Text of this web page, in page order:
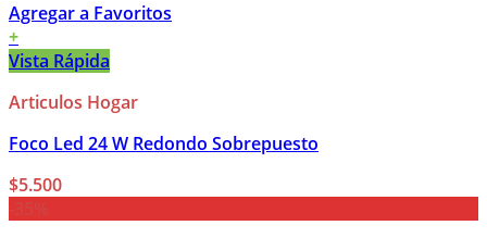
Agregar a Favoritos
+
Vista Rápida
Articulos Hogar
Foco Led 24 W Redondo Sobrepuesto
$5.500